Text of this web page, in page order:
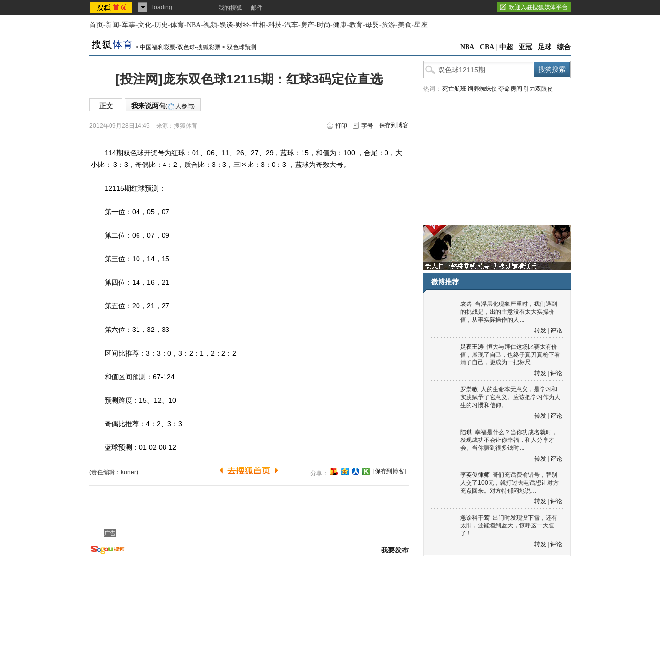
loading... 我的搜狐 邮件 欢迎入驻搜狐媒体平台
首页-新闻-军事-文化-历史-体育-NBA-视频-娱谈-财经-世相-科技-汽车-房产-时尚-健康-教育-母婴-旅游-美食-星座
> 中国福利彩票-双色球-搜狐彩票 > 双色球预测 NBA CBA 中超 亚冠 足球 综合
[投注网]庞东双色球12115期：红球3码定位直选
正文 我来说两句( 人参与)
2012年09月28日14:45 来源： 搜狐体育 打印 字号 保存到博客
114期双色球开奖号为红球：01、06、11、26、27、29，蓝球：15，和值为：100 ，合尾：0，大
小比： 3：3，奇偶比：4：2，质合比：3：3，三区比：3：0：3 ，蓝球为奇数大号。
12115期红球预测：
第一位：04，05，07
第二位：06，07，09
第三位：10，14，15
第四位：14，16，21
第五位：20，21，27
第六位：31，32，33
区间比推荐：3：3：0，3：2：1，2：2：2
和值区间预测：67-124
预测跨度：15、12、10
奇偶比推荐：4：2、3：3
蓝球预测：01 02 08 12
(责任编辑：kuner) 分享： [保存到博客]
广告
我要发布
热词： 死亡航班 饲养蜘蛛侠 夺命房间 引力双眼皮
微博推荐
袁岳 当浮层化现象严重时，我们遇到
的挑战是，出的主意没有太大实操价
值，从事实际操作的人…
转发
评论
足夜王涛 恒大与拜仁这场比赛太有价
值，展现了自己，也终于真刀真枪下看
清了自己，更成为一把标尺…
转发
评论
罗崇敏 人的生命本无意义，是学习和
实践赋予了它意义。应该把学习作为人
生的习惯和信仰。
转发
评论
陆琪 幸福是什么？当你功成名就时，
发现成功不会让你幸福，和人分享才
会。当你赚到很多钱时…
转发
评论
李英俊律师 哥们充话费输错号，替别
人交了100元，就打过去电话想让对方
充点回来。对方特郁闷地说…
转发
评论
急诊科于莺 出门时发现没下雪，还有
太阳，还能看到蓝天，惊呼这一天值
了！
转发
评论